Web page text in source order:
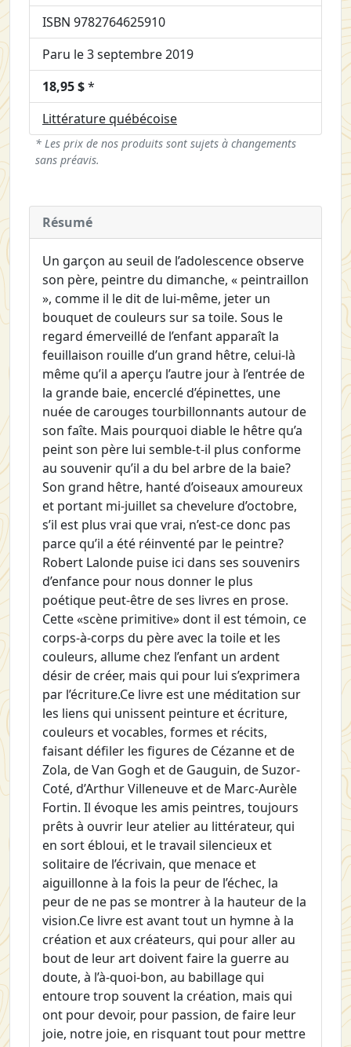
ISBN 9782764625910
Paru le 3 septembre 2019
18,95 $*
Littérature québécoise
* Les prix de nos produits sont sujets à changements
sans préavis.
Résumé
Un garçon au seuil de l’adolescence observe
son père, peintre du dimanche, « peintraillon
», comme il le dit de lui-même, jeter un
bouquet de couleurs sur sa toile. Sous le
regard émerveillé de l’enfant apparaît la
feuillaison rouille d’un grand hêtre, celui-là
même qu’il a aperçu l’autre jour à l’entrée de
la grande baie, encerclé d’épinettes, une
nuée de carouges tourbillonnants autour de
son faîte. Mais pourquoi diable le hêtre qu’a
peint son père lui semble-t-il plus conforme
au souvenir qu’il a du bel arbre de la baie?
Son grand hêtre, hanté d’oiseaux amoureux
et portant mi-juillet sa chevelure d’octobre,
s’il est plus vrai que vrai, n’est-ce donc pas
parce qu’il a été réinventé par le peintre?
Robert Lalonde puise ici dans ses souvenirs
d’enfance pour nous donner le plus
poétique peut-être de ses livres en prose.
Cette «scène primitive» dont il est témoin, ce
corps-à-corps du père avec la toile et les
couleurs, allume chez l’enfant un ardent
désir de créer, mais qui pour lui s’exprimera
par l’écriture.Ce livre est une méditation sur
les liens qui unissent peinture et écriture,
couleurs et vocables, formes et récits,
faisant défiler les figures de Cézanne et de
Zola, de Van Gogh et de Gauguin, de Suzor-
Coté, d’Arthur Villeneuve et de Marc-Aurèle
Fortin. Il évoque les amis peintres, toujours
prêts à ouvrir leur atelier au littérateur, qui
en sort ébloui, et le travail silencieux et
solitaire de l’écrivain, que menace et
aiguillonne à la fois la peur de l’échec, la
peur de ne pas se montrer à la hauteur de la
vision.Ce livre est avant tout un hymne à la
création et aux créateurs, qui pour aller au
bout de leur art doivent faire la guerre au
doute, à l’à-quoi-bon, au babillage qui
entoure trop souvent la création, mais qui
ont pour devoir, pour passion, de faire leur
joie, notre joie, en risquant tout pour mettre